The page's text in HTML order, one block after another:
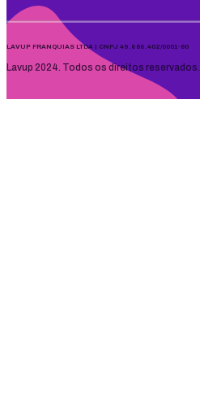
LAVUP FRANQUIAS LTDA | CNPJ 49.686.402/0001-80
Lavup 2024. Todos os direitos reservados.